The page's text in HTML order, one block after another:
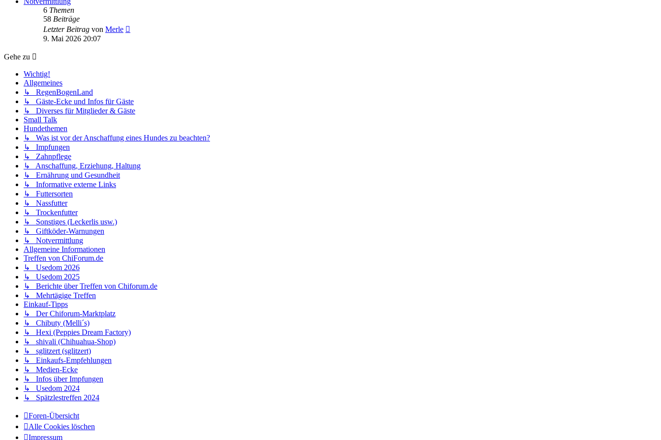
6 Themen
58 Beiträge
Letzter Beitrag von Merle
9. Mai 2026 20:07
Gehe zu
Wichtig!
Allgemeines
↳ RegenBogenLand
↳ Gäste-Ecke und Infos für Gäste
↳ Diverses für Mitglieder & Gäste
Small Talk
Hundethemen
↳ Was ist vor der Anschaffung eines Hundes zu beachten?
↳ Impfungen
↳ Zahnpflege
↳ Anschaffung, Erziehung, Haltung
↳ Ernährung und Gesundheit
↳ Informative externe Links
↳ Futtersorten
↳ Nassfutter
↳ Trockenfutter
↳ Sonstiges (Leckerlis usw.)
↳ Giftköder-Warnungen
↳ Notvermittlung
Allgemeine Informationen
Treffen von ChiForum.de
↳ Usedom 2026
↳ Usedom 2025
↳ Berichte über Treffen von Chiforum.de
↳ Mehrtägige Treffen
Einkauf-Tipps
↳ Der Chiforum-Marktplatz
↳ Chibuty (Melli´s)
↳ Hexi (Peppies Dream Factory)
↳ shivali (Chihuahua-Shop)
↳ sglitzert (sglitzert)
↳ Einkaufs-Empfehlungen
↳ Medien-Ecke
↳ Infos über Impfungen
↳ Usedom 2024
↳ Spätzlestreffen 2024
Foren-Übersicht
Alle Cookies löschen
Impressum